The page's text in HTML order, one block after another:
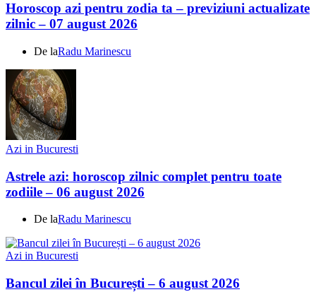
Horoscop azi pentru zodia ta – previziuni actualizate
zilnic – 07 august 2026
De laRadu Marinescu
Azi in Bucuresti
Astrele azi: horoscop zilnic complet pentru toate
zodiile – 06 august 2026
De laRadu Marinescu
Azi in Bucuresti
Bancul zilei în București – 6 august 2026